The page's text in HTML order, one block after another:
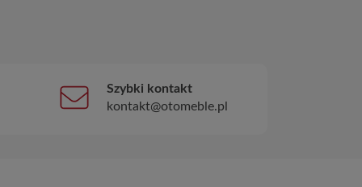
Szybki kontakt
kontakt@otomeble.pl